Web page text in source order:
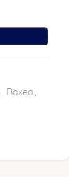
, Boxeo,